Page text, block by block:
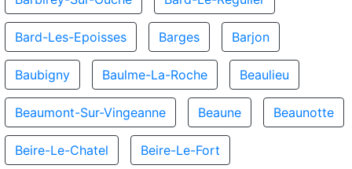
Bard-Les-Epoisses Barges Barjon
Baubigny Baulme-La-Roche Beaulieu
Beaumont-Sur-Vingeanne Beaune Beaunotte
Beire-Le-Chatel Beire-Le-Fort